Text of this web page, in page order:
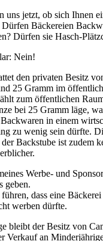
uns jetzt, ob sich Ihnen
Bäckereien
Dürfen sie Hasch-
Nein!
den privaten Besitz
25 Gramm im
zum öffentlichen
bei 25 Gramm läge,
in einem
zu wenig sein dürfte.
Backstube ist zudem
Werbe- und
geben.
dass eine
werben dürfte.
bleibt der Besitz von
Verkauf an